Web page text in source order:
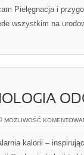
Pielęgnacja i
wszystkim na
MOŻLIWOŚĆ
kalorii –